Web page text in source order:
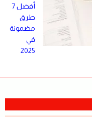
أفضل 7
طرق
مضمونة
في
2025